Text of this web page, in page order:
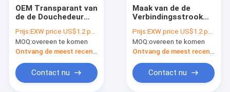
OEM Transparant van
de de Douchedeur
Verbindingsstrook de
Douchewater die
Strook behouden
Prijs:EXW price US$1.2 per piece
MOQ:overeen te komen
Contact nu
Maak van de de
Verbindingsstrook
Materiaal van pvc het
D Gevormde
Antibotsings
waterdicht
Prijs:EXW price US$1.2 per piece
MOQ:overeen te komen
Contact nu